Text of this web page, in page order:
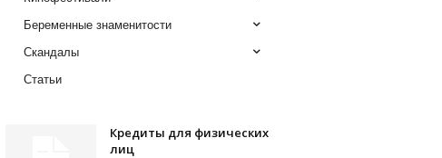
Беременные знаменитости
Скандалы
Статьи
Кредиты для физических
лиц